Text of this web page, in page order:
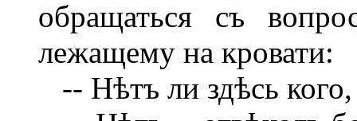
обращаться съ
лежащему на кровати:
-- Нѣтъ ли здѣсь кого,